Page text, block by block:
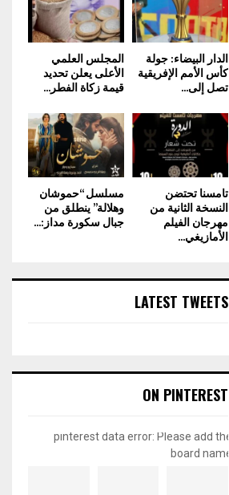
المجلس العلمي
الأعلى يعلن تحديد
قيمة زكاة الفطر...
الدار البيضاء: جولة
كأس الأمم الإفريقية
تصل إلى...
مسلسل “حموشان
وهلالة” ينطلق من
جبال سكورة مداز:...
تامسنا تحتضن
النسخة الثانية من
مهرجان الفيلم
الأمازيغي...
LATEST TWEETS
ON PINTEREST
pinterest data error: Please add the
board name